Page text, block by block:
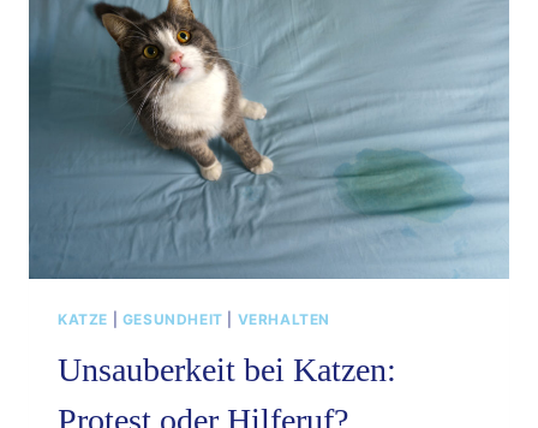
KLEINES
WUNDER
KATZE GESUNDHEIT VERHALTEN
Unsauberkeit bei Katzen:
Protest oder Hilferuf?